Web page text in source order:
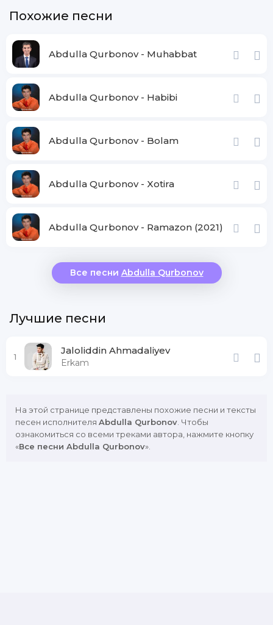
Похожие песни
Abdulla Qurbonov - Muhabbat
Abdulla Qurbonov - Habibi
Abdulla Qurbonov - Bolam
Abdulla Qurbonov - Xotira
Abdulla Qurbonov - Ramazon (2021)
Все песни Abdulla Qurbonov
Лучшие песни
1
Jaloliddin Ahmadaliyev
Erkam
На этой странице представлены похожие песни и тексты
песен исполнителя Abdulla Qurbonov . Чтобы
ознакомиться со всеми треками автора, нажмите кнопку
«Все песни Abdulla Qurbonov».